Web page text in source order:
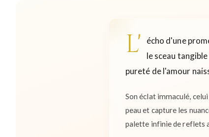
L'
écho d'une
le sceau
pureté de l'amour
Son éclat immaculé,
peau et capture les
palette infinie de reflets